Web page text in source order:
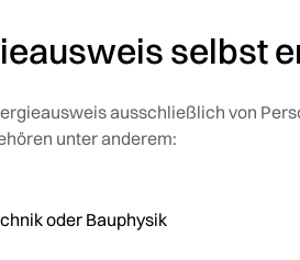
selbst
ausschließlich von
unter anderem:
oder Bauphysik